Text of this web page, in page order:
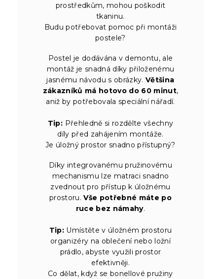
prostředkům, mohou poškodit
tkaninu.
Budu potřebovat pomoc při montáži
postele?
Postel je dodávána v demontu, ale
montáž je snadná díky přiloženému
jasnému návodu s obrázky.Většina
zákazníků má hotovo do 60 minut,
aniž by potřebovala speciální nářadí.
Tip: Přehledně si rozdělte všechny
díly před zahájením montáže.
Je úložný prostor snadno přístupný?
Díky integrovanému pružinovému
mechanismu lze matraci snadno
zvednout pro přístup k úložnému
prostoru.Vše potřebné máte po
ruce bez námahy.
Tip: Umístěte v úložném prostoru
organizéry na oblečení nebo ložní
prádlo, abyste využili prostor
efektivněji.
Co dělat, když se bonellové pružiny